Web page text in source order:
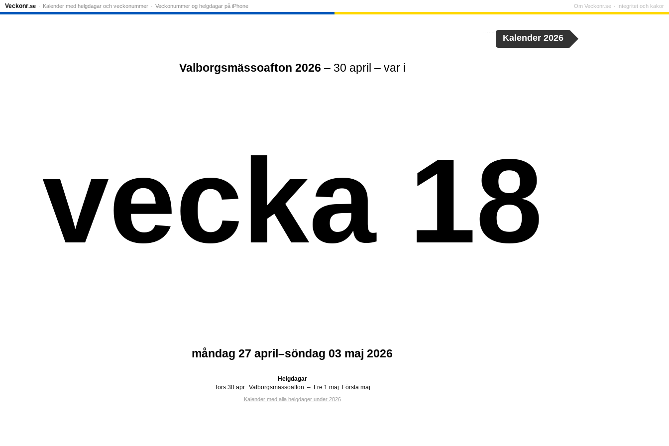
Valborgsmässoafton 2026 – 30 april – var i
vecka 18
måndag 27 april–söndag 03 maj 2026
Helgdagar
Tors 30 apr.: Valborgsmässoafton – Fre 1 maj: Första maj
Kalender med alla helgdager under 2026
Kalender 2026
Veckonr.se Kalender med helgdagar och veckonummer Veckonummer og helgdagar på iPhone Om Veckonr.se Integritet och kakor